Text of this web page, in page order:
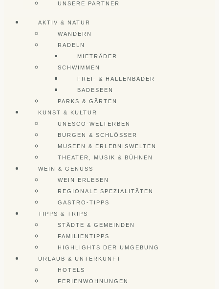
UNSERE PARTNER
AKTIV & NATUR
WANDERN
RADELN
MIETRÄDER
SCHWIMMEN
FREI- & HALLENBÄDER
BADESEEN
PARKS & GÄRTEN
KUNST & KULTUR
UNESCO-WELTERBEN
BURGEN & SCHLÖSSER
MUSEEN & ERLEBNISWELTEN
THEATER, MUSIK & BÜHNEN
WEIN & GENUSS
WEIN ERLEBEN
REGIONALE SPEZIALITÄTEN
GASTRO-TIPPS
TIPPS & TRIPS
STÄDTE & GEMEINDEN
FAMILIENTIPPS
HIGHLIGHTS DER UMGEBUNG
URLAUB & UNTERKUNFT
HOTELS
FERIENWOHNUNGEN